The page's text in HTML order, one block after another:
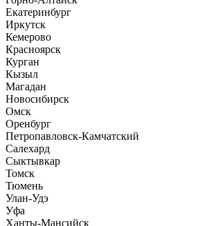
Екатеринбург
Иркутск
Кемерово
Красноярск
Курган
Кызыл
Магадан
Новосибирск
Омск
Оренбург
Петропавловск-Камчатский
Салехард
Сыктывкар
Томск
Тюмень
Улан-Удэ
Уфа
Ханты-Мансийск